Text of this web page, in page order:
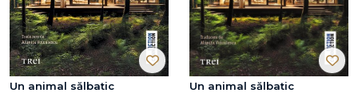
Un animal sălbatic Un animal sălbatic